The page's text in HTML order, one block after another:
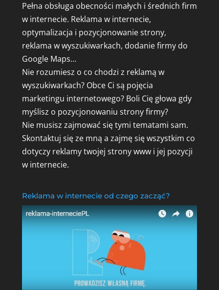
Pełna obsługa obecności małych i średnich firm
w internecie. Reklama w internecie,
optymalizacja i pozycjonowanie strony,
reklama w wyszukiwarkach, dodanie firmy do
Google Maps…
Nie rozumiesz o co chodzi z reklamą w
wyszukiwarkach? Obce Ci są pojęcia
marketingu internetowego? Boli Cię głowa gdy
myślisz o pozycjonowaniu strony firmy?
Nie musisz zajmować się tymi tematami sam.
Skontaktuj się ze mną a zajmę się wszystkim co
dotyczy reklamy twojej strony www i jej pozycji
w internecie.
Reklama w internecie od czego zacząć?